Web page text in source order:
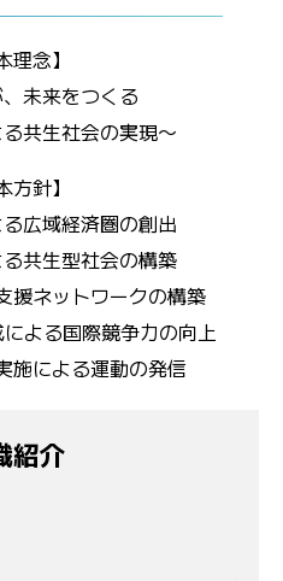
理念】
未来をつくる
共生社会の実現〜
方針】
広域経済圏の創出
共生型社会の構築
援ネットワークの構築
よる国際競争力の向上
施による運動の発信
紹介